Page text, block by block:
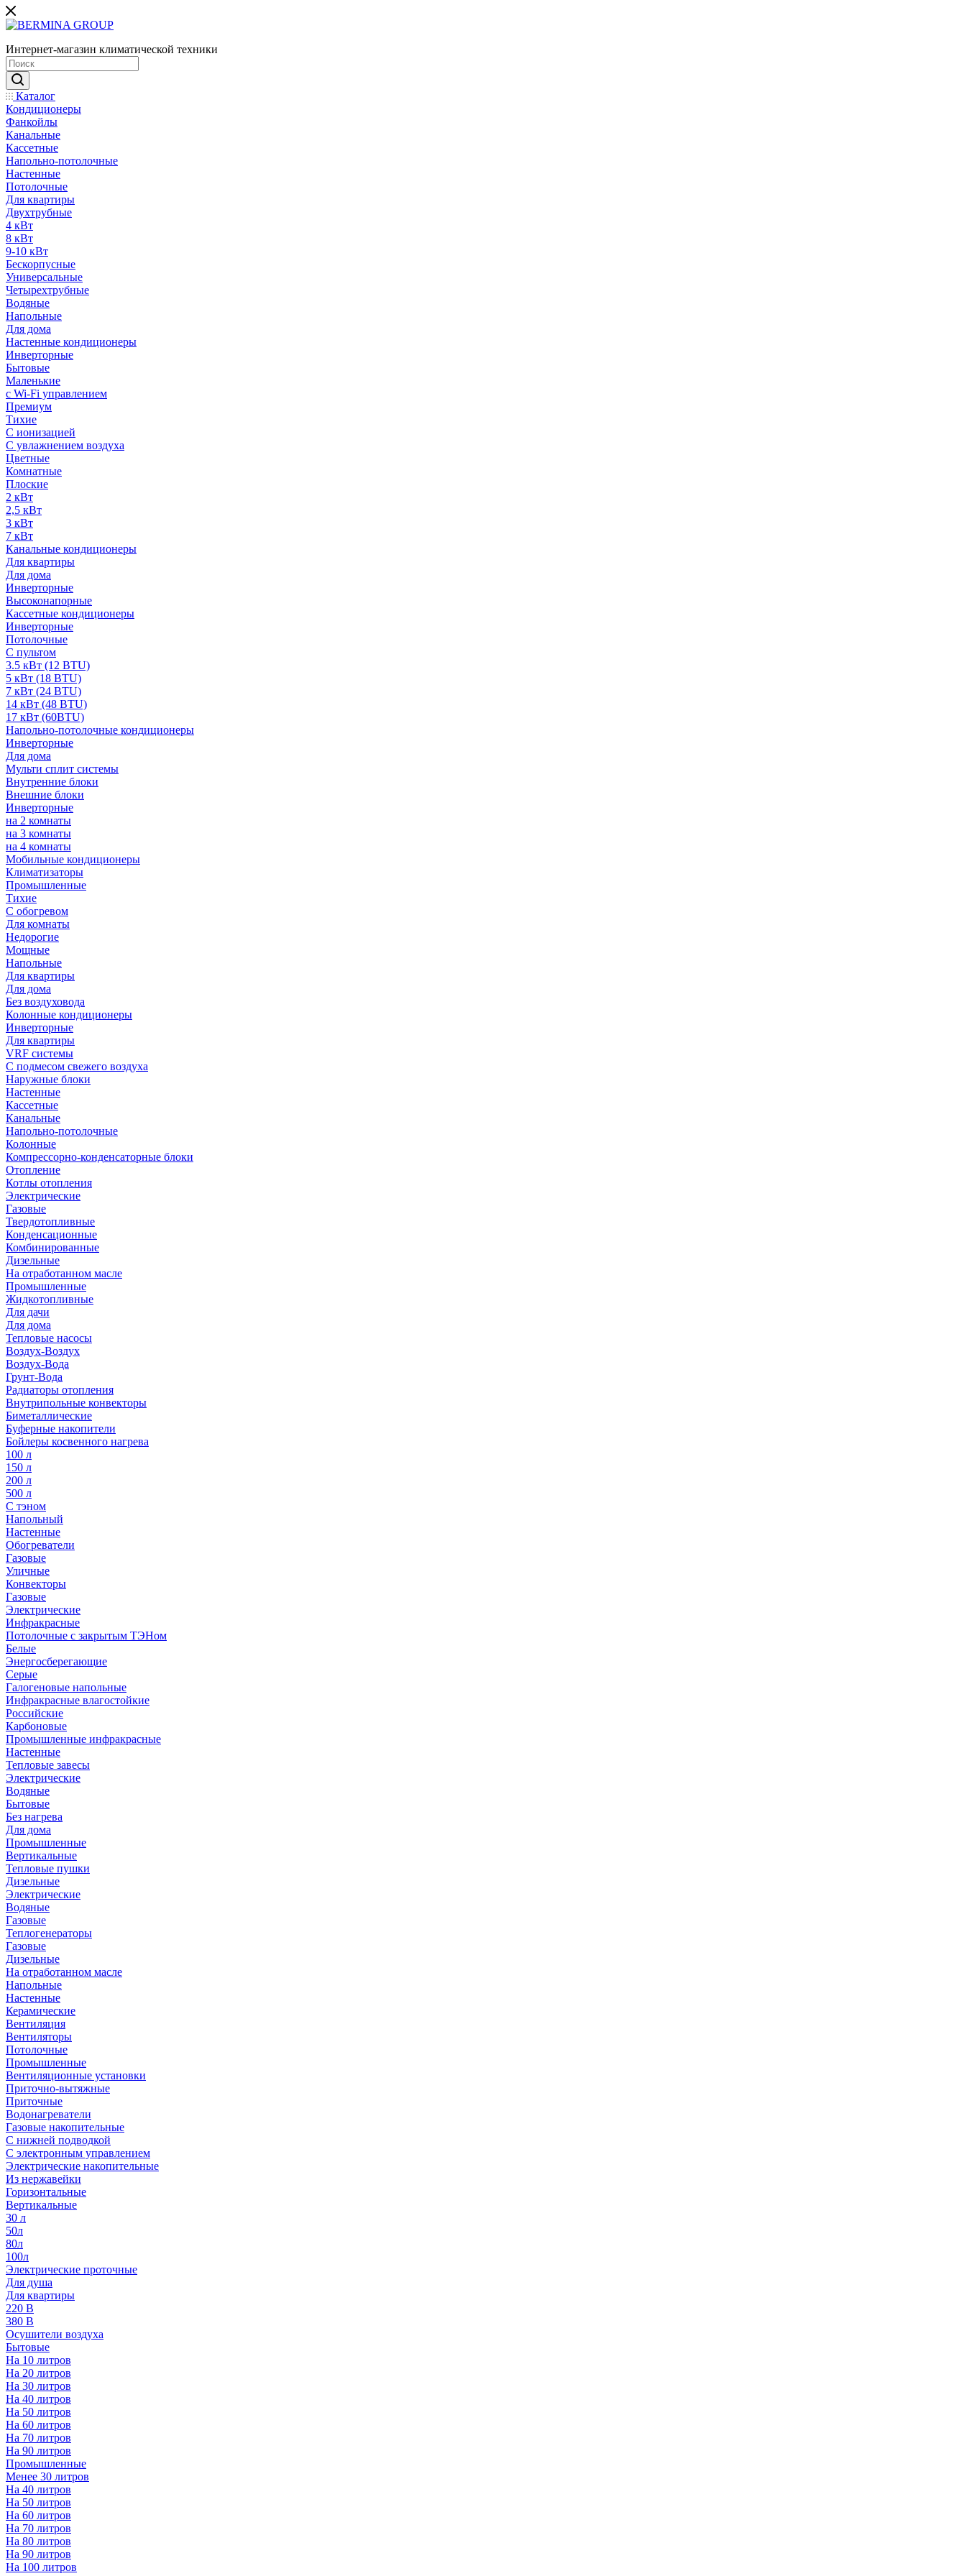
Интернет-магазин климатической техники
Каталог
Кондиционеры
Фанкойлы
Канальные
Кассетные
Напольно-потолочные
Настенные
Потолочные
Для квартиры
Двухтрубные
4 кВт
8 кВт
9-10 кВт
Бескорпусные
Универсальные
Четырехтрубные
Водяные
Напольные
Для дома
Настенные кондиционеры
Инверторные
Бытовые
Маленькие
с Wi-Fi управлением
Премиум
Тихие
С ионизацией
С увлажнением воздуха
Цветные
Комнатные
Плоские
2 кВт
2,5 кВт
3 кВт
7 кВт
Канальные кондиционеры
Для квартиры
Для дома
Инверторные
Высоконапорные
Кассетные кондиционеры
Инверторные
Потолочные
С пультом
3.5 кВт (12 BTU)
5 кВт (18 BTU)
7 кВт (24 BTU)
14 кВт (48 BTU)
17 кВт (60BTU)
Напольно-потолочные кондиционеры
Инверторные
Для дома
Мульти сплит системы
Внутренние блоки
Внешние блоки
Инверторные
на 2 комнаты
на 3 комнаты
на 4 комнаты
Мобильные кондиционеры
Климатизаторы
Промышленные
Тихие
С обогревом
Для комнаты
Недорогие
Мощные
Напольные
Для квартиры
Для дома
Без воздуховода
Колонные кондиционеры
Инверторные
Для квартиры
VRF системы
С подмесом свежего воздуха
Наружные блоки
Настенные
Кассетные
Канальные
Напольно-потолочные
Колонные
Компрессорно-конденсаторные блоки
Отопление
Котлы отопления
Электрические
Газовые
Твердотопливные
Конденсационные
Комбинированные
Дизельные
На отработанном масле
Промышленные
Жидкотопливные
Для дачи
Для дома
Тепловые насосы
Воздух-Воздух
Воздух-Вода
Грунт-Вода
Радиаторы отопления
Внутрипольные конвекторы
Биметаллические
Буферные накопители
Бойлеры косвенного нагрева
100 л
150 л
200 л
500 л
С тэном
Напольный
Настенные
Обогреватели
Газовые
Уличные
Конвекторы
Газовые
Электрические
Инфракрасные
Потолочные с закрытым ТЭНом
Белые
Энергосберегающие
Серые
Галогеновые напольные
Инфракрасные влагостойкие
Российские
Карбоновые
Промышленные инфракрасные
Настенные
Тепловые завесы
Электрические
Водяные
Бытовые
Без нагрева
Для дома
Промышленные
Вертикальные
Тепловые пушки
Дизельные
Электрические
Водяные
Газовые
Теплогенераторы
Газовые
Дизельные
На отработанном масле
Напольные
Настенные
Керамические
Вентиляция
Вентиляторы
Потолочные
Промышленные
Вентиляционные установки
Приточно-вытяжные
Приточные
Водонагреватели
Газовые накопительные
С нижней подводкой
С электронным управлением
Электрические накопительные
Из нержавейки
Горизонтальные
Вертикальные
30 л
50л
80л
100л
Электрические проточные
Для душа
Для квартиры
220 В
380 В
Осушители воздуха
Бытовые
На 10 литров
На 20 литров
На 30 литров
На 40 литров
На 50 литров
На 60 литров
На 70 литров
На 90 литров
Промышленные
Менее 30 литров
На 40 литров
На 50 литров
На 60 литров
На 70 литров
На 80 литров
На 90 литров
На 100 литров